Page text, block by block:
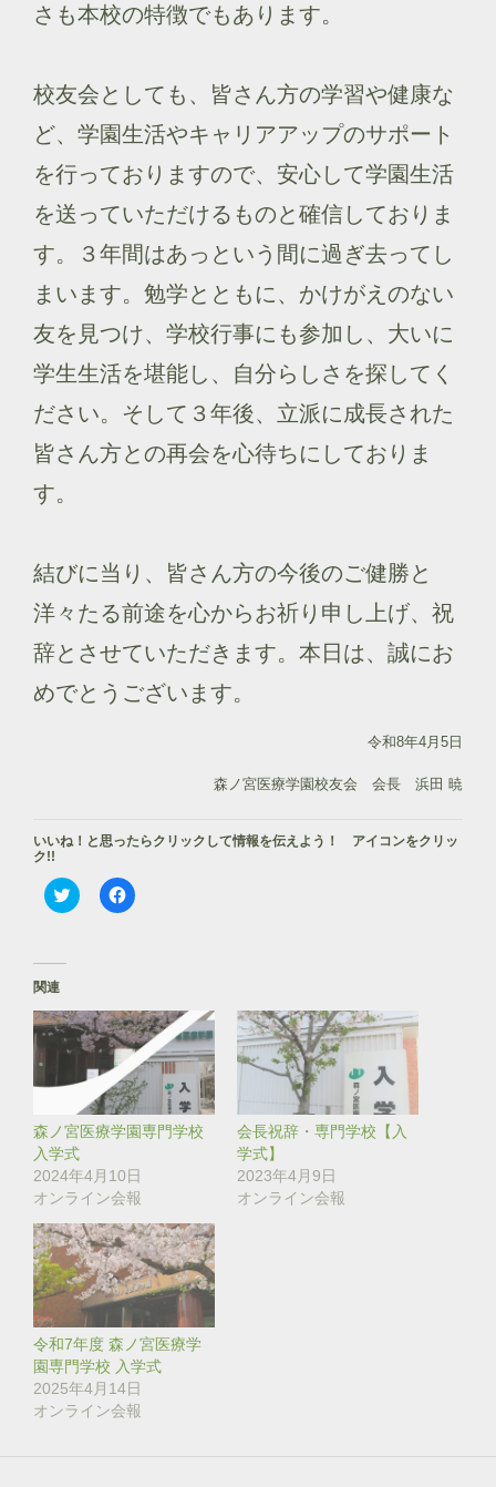
さも本校の特徴でもあります。
校友会としても、皆さん方の学習や健康な
ど、学園生活やキャリアアップのサポート
を行っておりますので、安心して学園生活
を送っていただけるものと確信しておりま
す。３年間はあっという間に過ぎ去ってし
まいます。勉学とともに、かけがえのない
友を見つけ、学校行事にも参加し、大いに
学生生活を堪能し、自分らしさを探してく
ださい。そして３年後、立派に成長された
皆さん方との再会を心待ちにしておりま
す。
結びに当り、皆さん方の今後のご健勝と
洋々たる前途を心からお祈り申し上げ、祝
辞とさせていただきます。本日は、誠にお
めでとうございます。
令和8年4月5日
森ノ宮医療学園校友会 会長 浜田 暁
いいね！と思ったらクリックして情報を伝えよう！ アイコンをクリッ
ク!!
ク
リ
i
t
t
で
有
(
新
し
い
ウ
ィ
ン
ド
ウ
で
開
き
ま
す
)
F
a
で
共
有
す
る
に
は
ク
リ
ッ
し
て
く
だ
さ
い
(
新
し
い
ィ
ン
ド
ウ
で
開
き
)
関連
森ノ宮医療学園専門学校
入学式
2024年4月10日
オンライン会報
会長祝辞・専門学校【入
学式】
2023年4月9日
オンライン会報
令和7年度 森ノ宮医療学
園専門学校 入学式
2025年4月14日
オンライン会報